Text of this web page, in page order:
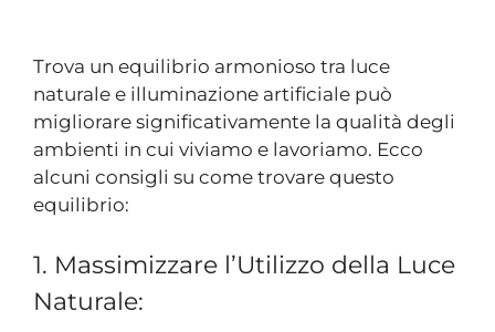
Trova un equilibrio armonioso tra luce
naturale e illuminazione artificiale può
migliorare significativamente la qualità degli
ambienti in cui viviamo e lavoriamo. Ecco
alcuni consigli su come trovare questo
equilibrio:
1. Massimizzare l’Utilizzo della Luce
Naturale: